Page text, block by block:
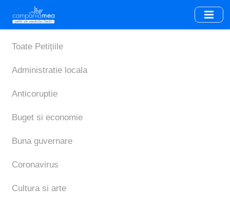
main
content
Toate Petițiile
Administratie locala
Anticoruptie
Buget si economie
Buna guvernare
Coronavirus
Cultura si arte